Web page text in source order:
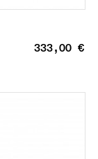
333,00 €